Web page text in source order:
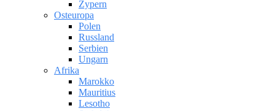
Zypern
Osteuropa
Polen
Russland
Serbien
Ungarn
Afrika
Marokko
Mauritius
Lesotho